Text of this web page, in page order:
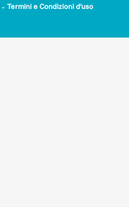
- Termini e Condizioni d'uso